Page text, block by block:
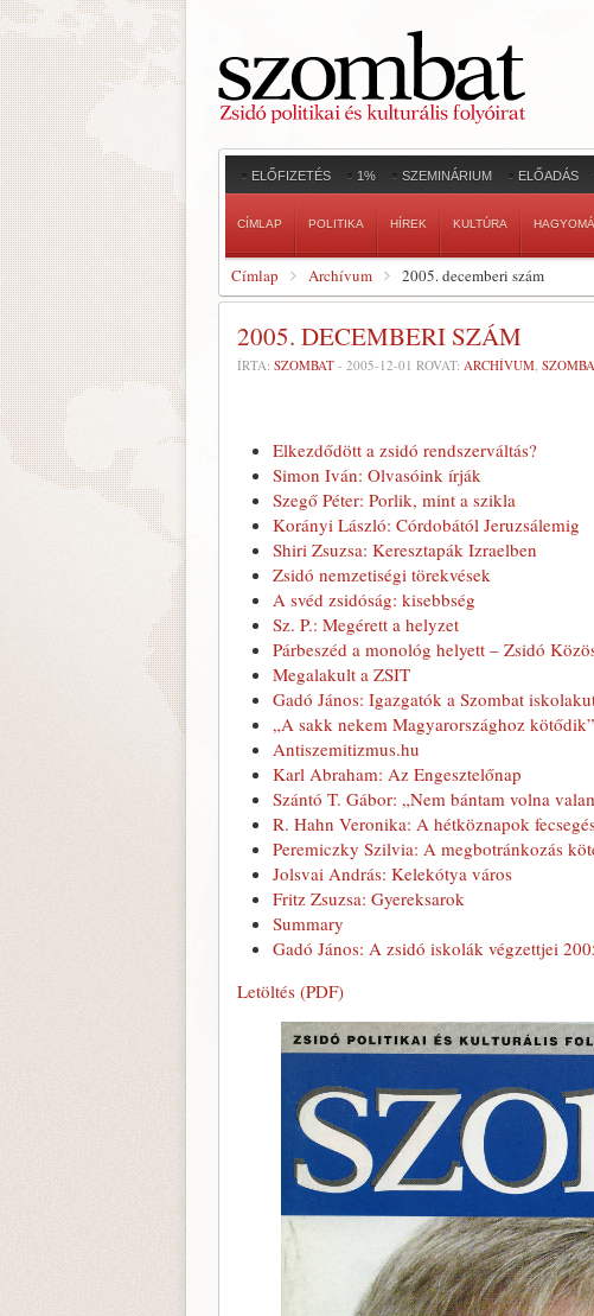
ELŐFIZETÉS 1% SZEMINÁRIUM ELŐADÁS
CÍMLAP POLITIKA HÍREK KULTÚRA
Címlap Archívum 2005. decemberi szám
2005. DECEMBERI SZÁM
ÍRTA: SZOMBAT - 2005-12-01 ROVAT: ARCHÍVUM,
Elkezdődött a zsidó rendszerváltás?
Simon Iván: Olvasóink írják
Szegő Péter: Porlik, mint a szikla
Korányi László: Córdobától Jeruzsálemig
Shiri Zsuzsa: Keresztapák Izraelben
Zsidó nemzetiségi törekvések
A svéd zsidóság: kisebbség
Sz. P.: Megérett a helyzet
Párbeszéd a monológ helyett – Zsidó
Megalakult a ZSIT
Gadó János: Igazgatók a Szombat
„A sakk nekem Magyarországhoz kötődik”
Antiszemitizmus.hu
Karl Abraham: Az Engesztelőnap
Szántó T. Gábor: „Nem bántam volna
R. Hahn Veronika: A hétköznapok
Peremiczky Szilvia: A megbotránkozás
Jolsvai András: Kelekótya város
Fritz Zsuzsa: Gyereksarok
Summary
Gadó János: A zsidó iskolák végzettjei
Letöltés (PDF)